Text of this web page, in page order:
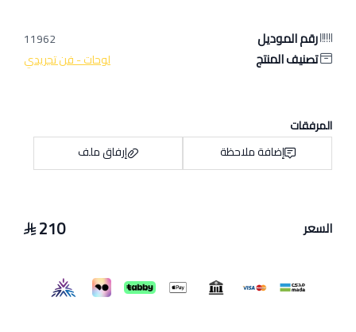
رقم الموديل 11962
تصنيف المنتج لوحات - فن تجريدي
المرفقات
إضافة ملاحظة
إرفاق ملف
السعر 210